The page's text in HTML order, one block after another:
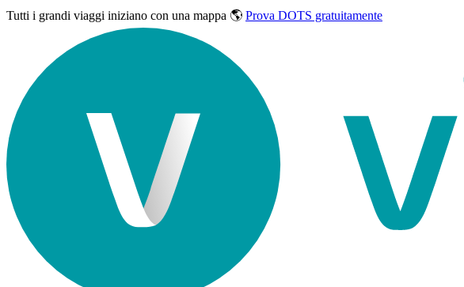
Tutti i grandi viaggi iniziano con una mappa 🌎 Prova DOTS gratuitamente